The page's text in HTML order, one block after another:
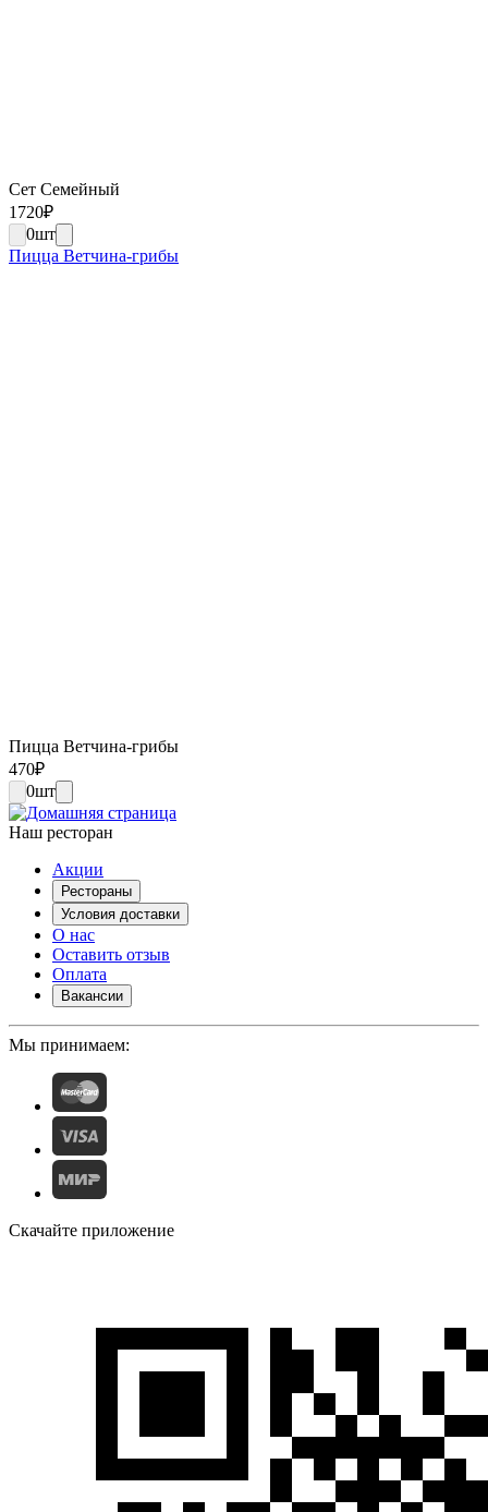
Сет Семейный
1720₽
0шт
Пицца Ветчина-грибы
Пицца Ветчина-грибы
470₽
0шт
Наш ресторан
Акции
Рестораны
Условия доставки
О нас
Оставить отзыв
Оплата
Вакансии
Мы принимаем:
Скачайте приложение